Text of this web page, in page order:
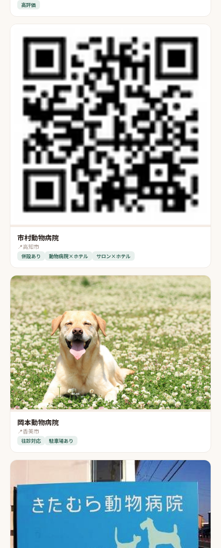
高評価
市村動物病院
📍高知市
併設あり 動物病院×ホテル サロン×ホテル
岡本動物病院
📍香美市
往診対応 駐車場あり